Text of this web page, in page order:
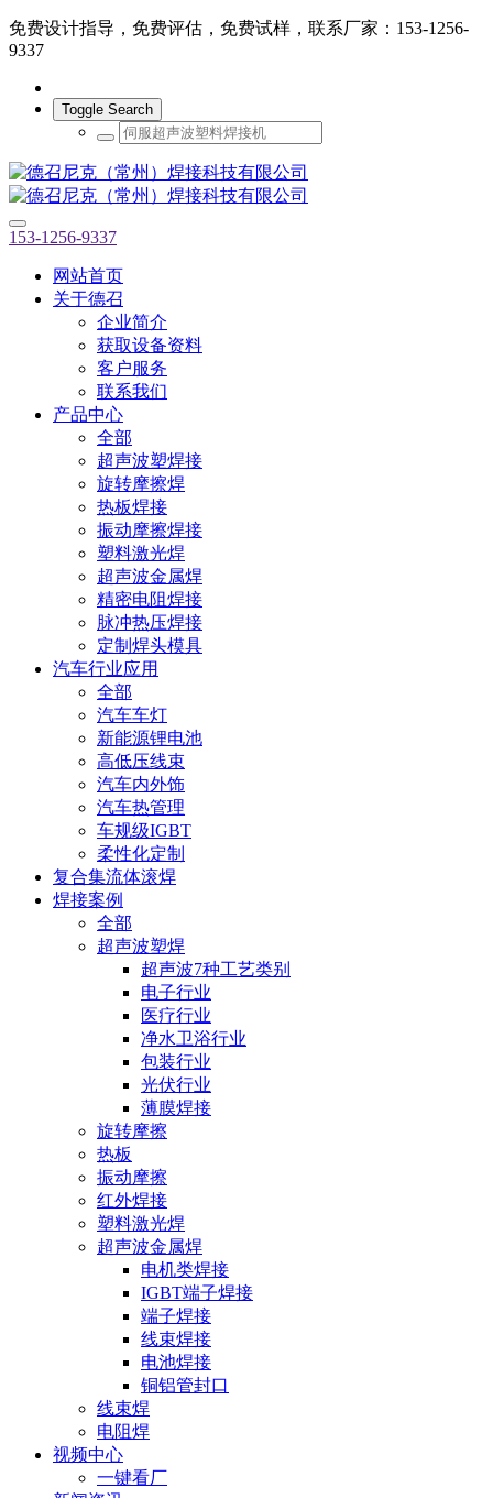
免费设计指导，免费评估，免费试样，联系厂家：153-1256-
9337
Toggle Search
153-1256-9337
网站首页
关于德召
企业简介
获取设备资料
客户服务
联系我们
产品中心
全部
超声波塑焊接
旋转摩擦焊
热板焊接
振动摩擦焊接
塑料激光焊
超声波金属焊
精密电阻焊接
脉冲热压焊接
定制焊头模具
汽车行业应用
全部
汽车车灯
新能源锂电池
高低压线束
汽车内外饰
汽车热管理
车规级IGBT
柔性化定制
复合集流体滚焊
焊接案例
全部
超声波塑焊
超声波7种工艺类别
电子行业
医疗行业
净水卫浴行业
包装行业
光伏行业
薄膜焊接
旋转摩擦
热板
振动摩擦
红外焊接
塑料激光焊
超声波金属焊
电机类焊接
IGBT端子焊接
端子焊接
线束焊接
电池焊接
铜铝管封口
线束焊
电阻焊
视频中心
一键看厂